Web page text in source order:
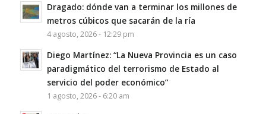
Dragado: dónde van a terminar los millones de
metros cúbicos que sacarán de la ría
4 agosto, 2026 - 12:29 pm
Diego Martínez: “La Nueva Provincia es un caso
paradigmático del terrorismo de Estado al
servicio del poder económico”
1 agosto, 2026 - 6:20 am